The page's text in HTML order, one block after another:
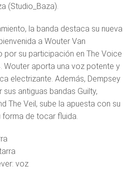
(Studio_Baza).
la banda destaca su nueva
a Wouter Van
por su participación en The Voice
Wouter aporta una voz potente y
electrizante. Además, Dempsey
antiguas bandas Guilty,
The Veil, sube la apuesta con su
de tocar fluida.
voz